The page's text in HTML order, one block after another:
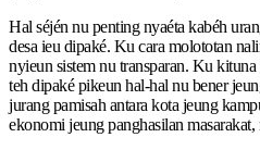
Hal séjén nu penting nyaéta kabéh
desa ieu dipaké. Ku cara molototan
nyieun sistem nu transparan. Ku
teh dipaké pikeun hal-hal nu bener
jurang pamisah antara kota jeung
ekonomi jeung panghasilan